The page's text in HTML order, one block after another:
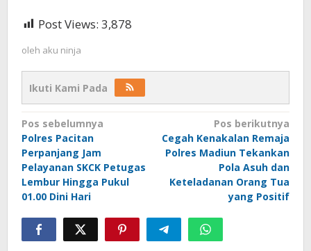
Post Views: 3,878
oleh aku ninja
Ikuti Kami Pada
Navigasi
pos
Pos sebelumnya
Polres Pacitan
Perpanjang Jam
Pelayanan SKCK Petugas
Lembur Hingga Pukul
01.00 Dini Hari
Pos berikutnya
Cegah Kenakalan Remaja
Polres Madiun Tekankan
Pola Asuh dan
Keteladanan Orang Tua
yang Positif